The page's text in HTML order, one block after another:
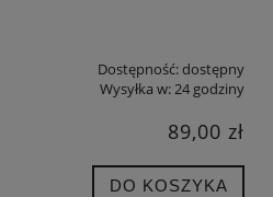
Dostępność:dostępny
Wysyłka w:24 godziny
89,00 zł
DO KOSZYKA